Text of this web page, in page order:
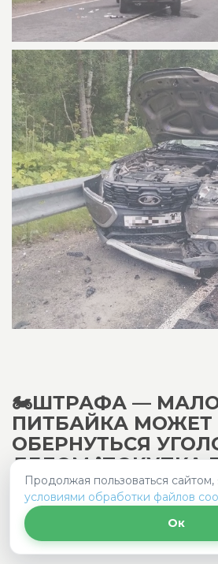
🏍️ШТРАФА —
ПИТБАЙКА МОЖЕТ
ОБЕРНУТЬСЯ
ДЕЛОМ ❗ПОКУПКА
ДЛЯ РЕБЕНКА
ОБЕРНУТЬСЯ НЕ
Рязанская область 2026-08-06
Продолжая пользоваться
условиями обработки файлов
Ок